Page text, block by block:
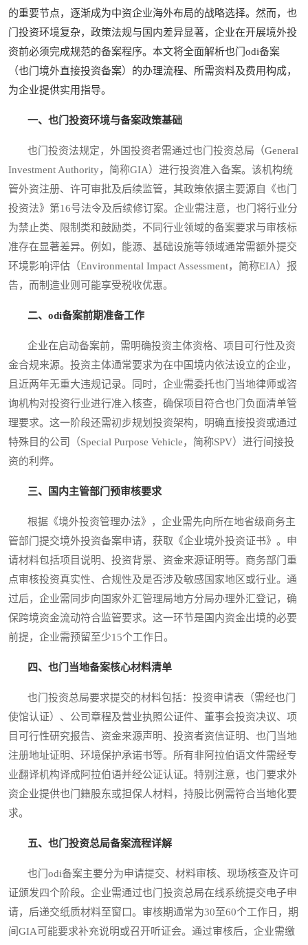
的重要节点，逐渐成为中资企业海外布局的战略选择。然而，也
门投资环境复杂，政策法规与国内差异显著，企业在开展境外投
资前必须完成规范的备案程序。本文将全面解析也门odi备案
（也门境外直接投资备案）的办理流程、所需资料及费用构成，
为企业提供实用指导。
一、也门投资环境与备案政策基础
也门投资法规定，外国投资者需通过也门投资总局（General
Investment Authority，简称GIA）进行投资准入备案。该机构统
管外资注册、许可审批及后续监管，其政策依据主要源自《也门
投资法》第16号法令及后续修订案。企业需注意，也门将行业分
为禁止类、限制类和鼓励类，不同行业领域的备案要求与审核标
准存在显著差异。例如，能源、基础设施等领域通常需额外提交
环境影响评估（Environmental Impact Assessment，简称EIA）报
告，而制造业则可能享受税收优惠。
二、odi备案前期准备工作
企业在启动备案前，需明确投资主体资格、项目可行性及资
金合规来源。投资主体通常要求为在中国境内依法设立的企业，
且近两年无重大违规记录。同时，企业需委托也门当地律师或咨
询机构对投资行业进行准入核查，确保项目符合也门负面清单管
理要求。这一阶段还需初步规划投资架构，明确直接投资或通过
特殊目的公司（Special Purpose Vehicle，简称SPV）进行间接投
资的利弊。
三、国内主管部门预审核要求
根据《境外投资管理办法》，企业需先向所在地省级商务主
管部门提交境外投资备案申请，获取《企业境外投资证书》。申
请材料包括项目说明、投资背景、资金来源证明等。商务部门重
点审核投资真实性、合规性及是否涉及敏感国家地区或行业。通
过后，企业需同步向国家外汇管理局地方分局办理外汇登记，确
保跨境资金流动符合监管要求。这一环节是国内资金出境的必要
前提，企业需预留至少15个工作日。
四、也门当地备案核心材料清单
也门投资总局要求提交的材料包括：投资申请表（需经也门
使馆认证）、公司章程及营业执照公证件、董事会投资决议、项
目可行性研究报告、资金来源声明、投资者资信证明、也门当地
注册地址证明、环境保护承诺书等。所有非阿拉伯语文件需经专
业翻译机构译成阿拉伯语并经公证认证。特别注意，也门要求外
资企业提供也门籍股东或担保人材料，持股比例需符合当地化要
求。
五、也门投资总局备案流程详解
也门odi备案主要分为申请提交、材料审核、现场核查及许可
证颁发四个阶段。企业需通过也门投资总局在线系统提交电子申
请，后递交纸质材料至窗口。审核期通常为30至60个工作日，期
间GIA可能要求补充说明或召开听证会。通过审核后，企业需缴